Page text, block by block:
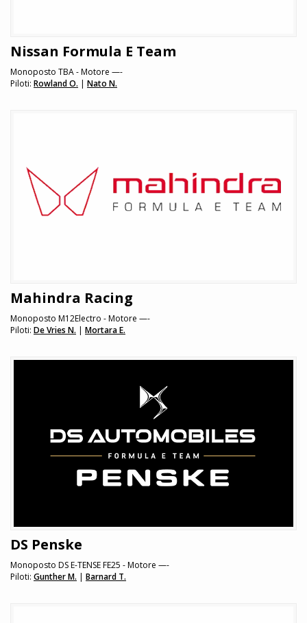
Nissan Formula E Team
Monoposto TBA - Motore —-
Piloti: Rowland O. | Nato N.
Mahindra Racing
Monoposto M12Electro - Motore —-
Piloti: De Vries N. | Mortara E.
DS Penske
Monoposto DS E-TENSE FE25 - Motore —-
Piloti: Gunther M. Barnard T.